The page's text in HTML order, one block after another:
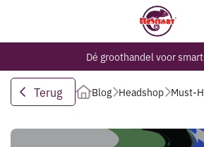
Dé groothandel voor
Terug Blog Headshop Must-